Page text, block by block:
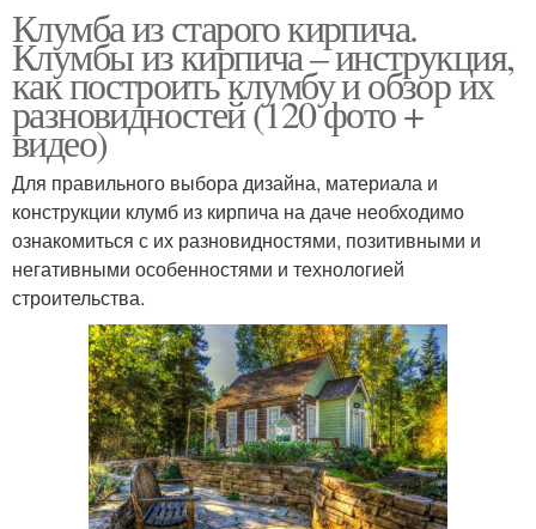
Клумба из старого кирпича.
Клумбы из кирпича – инструкция,
как построить клумбу и обзор их
разновидностей (120 фото +
видео)
Для правильного выбора дизайна, материала и
конструкции клумб из кирпича на даче необходимо
ознакомиться с их разновидностями, позитивными и
негативными особенностями и технологией
строительства.